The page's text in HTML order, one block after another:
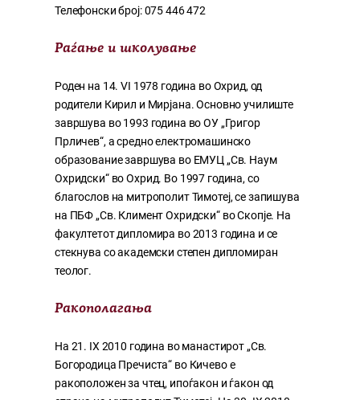
Телефонски број: 075 446 472
Раѓање и школување
Роден на 14. VI 1978 година во Охрид, од
родители Кирил и Мирјана. Основно училиште
завршува во 1993 година во ОУ „Григор
Прличев“, а средно електромашинско
образование завршува во ЕМУЦ „Св. Наум
Охридски“ во Охрид. Во 1997 година, со
благослов на митрополит Тимотеј, се запишува
на ПБФ „Св. Климент Охридски“ во Скопје. На
факултетот дипломира во 2013 година и се
стекнува со академски степен дипломиран
теолог.
Ракополагања
На 21. IX 2010 година во манастирот „Св.
Богородица Пречиста“ во Кичево е
ракоположен за чтец, ипоѓакон и ѓакон од